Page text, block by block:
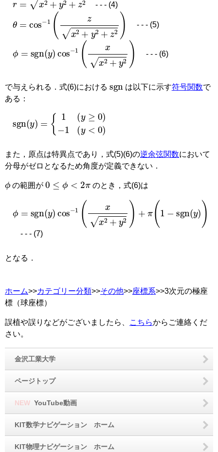
- - - (4)
θ −1 z +z
- - - (5)
ϕ y) cos 1( xx 2)
- - - (6)
で与えられる．式(6)における は以下に示す符号関数で
ある：
sgn( y) y ≥0 1(y<0)
また，原点は特異点であり，式(5)(6)の逆余弦関数において
分母がゼロとなるため角度が定義できない．
ϕ
の範囲が
0 ϕ <2
のとき，式(6)は
ϕ y) cos 1( xx 2) 1− (y )
- - - (7)
となる．
ホーム>>カテゴリー分類>>その他>>座標系>>3次元の極座
標（球座標）
誤植や誤りなどがございましたら、 こちらからご連絡くだ
さい。
金沢工業大学
ページトップ
NEW YouTube動画
KIT数学ナビゲーション ホーム
KIT物理ナビゲーション ホーム